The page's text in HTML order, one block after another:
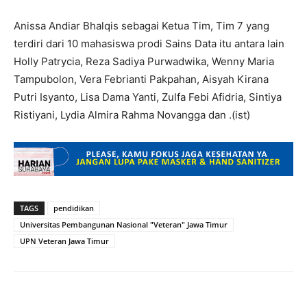
Anissa Andiar Bhalqis sebagai Ketua Tim, Tim 7 yang
terdiri dari 10 mahasiswa prodi Sains Data itu antara lain
Holly Patrycia, Reza Sadiya Purwadwika, Wenny Maria
Tampubolon, Vera Febrianti Pakpahan, Aisyah Kirana
Putri Isyanto, Lisa Dama Yanti, Zulfa Febi Afidria, Sintiya
Ristiyani, Lydia Almira Rahma Novangga dan .(ist)
TAGS
pendidikan
Universitas Pembangunan Nasional "Veteran" Jawa Timur
UPN Veteran Jawa Timur